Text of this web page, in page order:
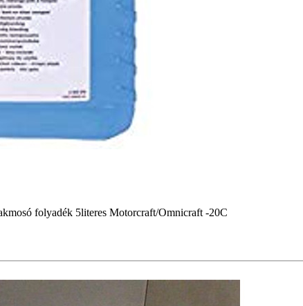
folyadék 5literes Motorcraft/Omnicraft -20C